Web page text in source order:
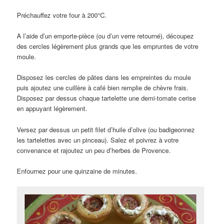
Préchauffez votre four à 200°C.
A l’aide d’un emporte-pièce (ou d’un verre retourné), découpez
des cercles légèrement plus grands que les empruntes de votre
moule.
Disposez les cercles de pâtes dans les empreintes du moule
puis ajoutez une cuillère à café bien remplie de chèvre frais.
Disposez par dessus chaque tartelette une demi-tomate cerise
en appuyant légèrement.
Versez par dessus un petit filet d’huile d’olive (ou badigeonnez
les tartelettes avec un pinceau). Salez et poivrez à votre
convenance et rajoutez un peu d’herbes de Provence.
Enfournez pour une quinzaine de minutes.